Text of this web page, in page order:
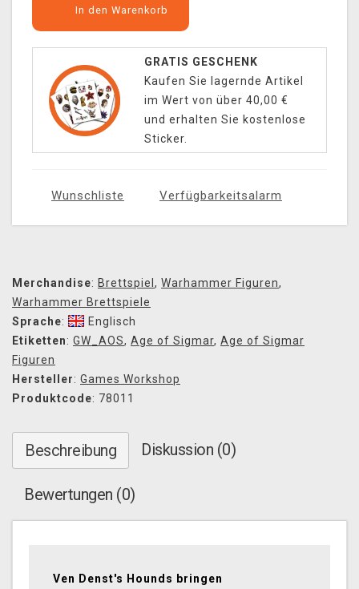
In den Warenkorb
GRATIS GESCHENK
Kaufen Sie lagernde Artikel
im Wert von über 40,00 €
und erhalten Sie kostenlose
Sticker.
Wunschliste Verfügbarkeitsalarm
Merchandise: Brettspiel , Warhammer Figuren,
Warhammer Brettspiele
Sprache:
Englisch
Etiketten: GW_AOS, Age of Sigmar, Age of Sigmar
Figuren
Hersteller: Games Workshop
Produktcode: 78011
Beschreibung Diskussion (0)
Bewertungen (0)
Ven Denst's Hounds bringen